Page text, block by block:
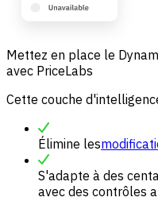
Mettez en place le
avec PriceLabs
Cette couche
Élimine les
S'adapte à des
avec des contrôles